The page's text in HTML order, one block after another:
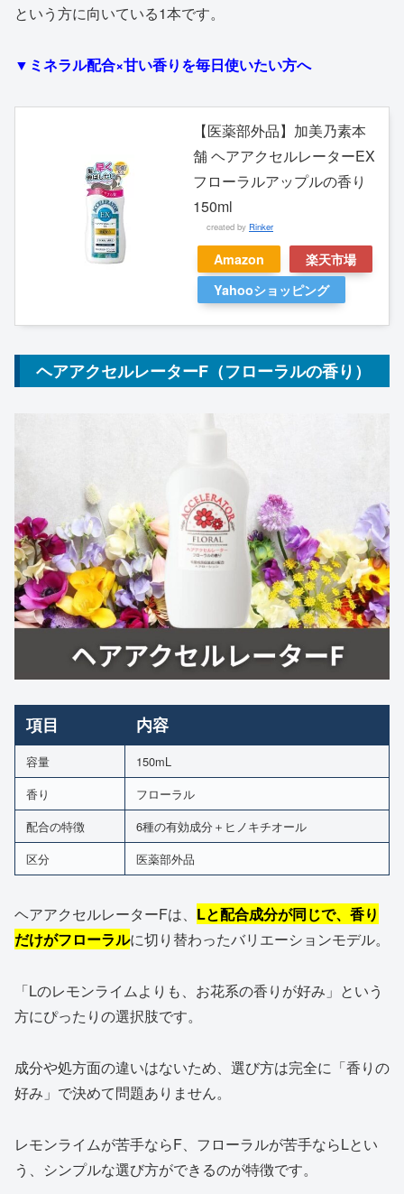
という方に向いている1本です。
▼ミネラル配合×甘い香りを毎日使いたい方へ
【医薬部外品】加美乃素本
舗 ヘアアクセルレーターEX
フローラルアップルの香り
150ml
created by Rinker
Amazon
楽天市場
Yahooショッピング
ヘアアクセルレーターF（フローラルの香り）
項目 内容
容量
150mL
香り
フローラル
配合の特徴
6種の有効成分＋ヒノキチオール
区分
医薬部外品
ヘアアクセルレーターFは、 Lと配合成分が同じで、香り
だけがフローラルに切り替わったバリエーションモデル。
「Lのレモンライムよりも、お花系の香りが好み」という
方にぴったりの選択肢です。
成分や処方面の違いはないため、選び方は完全に「香りの
好み」で決めて問題ありません。
レモンライムが苦手ならF、フローラルが苦手ならLとい
う、シンプルな選び方ができるのが特徴です。